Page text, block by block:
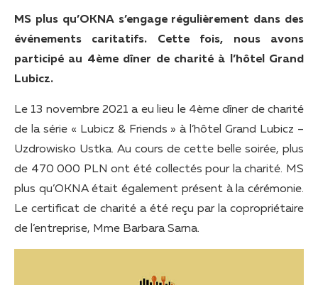
MS plus qu’OKNA s’engage régulièrement dans des
événements caritatifs. Cette fois, nous avons
participé au 4ème dîner de charité à l’hôtel Grand
Lubicz.
Le 13 novembre 2021 a eu lieu le 4ème dîner de charité
de la série « Lubicz & Friends » à l’hôtel Grand Lubicz –
Uzdrowisko Ustka. Au cours de cette belle soirée, plus
de 470 000 PLN ont été collectés pour la charité. MS
plus qu’OKNA était également présent à la cérémonie.
Le certificat de charité a été reçu par la copropriétaire
de l’entreprise, Mme Barbara Sarna.